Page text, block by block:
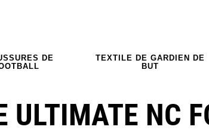
DE
TEXTILE DE GARDIEN DE
BUT
ULTIMATE NC